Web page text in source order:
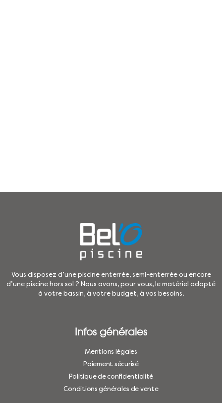
Vous disposez d’une piscine enterrée, semi-enterrée ou encore
d’une piscine hors sol ? Nous avons, pour vous, le matériel adapté
à votre bassin, à votre budget, à vos besoins.
Infos générales
Mentions légales
Paiement sécurisé
Politique de confidentialité
Conditions générales de vente